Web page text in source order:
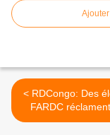
< RDCongo: Des éléments
FARDC
arriérés de solde